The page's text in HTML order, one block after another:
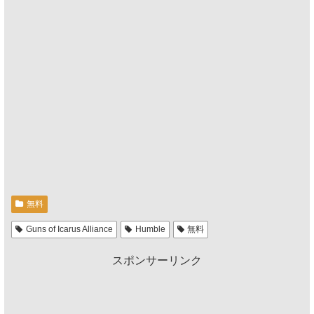
無料
Guns of Icarus Alliance Humble 無料
スポンサーリンク